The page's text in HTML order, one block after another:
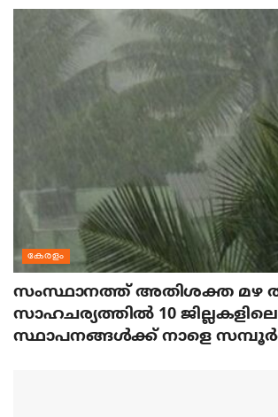
കേരളം
സംസ്ഥാനത്ത് അതിശക്ത മഴ
സാഹചര്യത്തിൽ 10 ജില്ലകളിലെ
സ്ഥാപനങ്ങൾക്ക് നാളെ